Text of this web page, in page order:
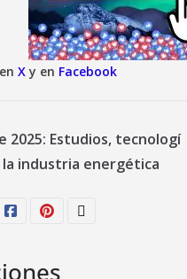
X y en Facebook
2025: Estudios, tecnologí
industria energética